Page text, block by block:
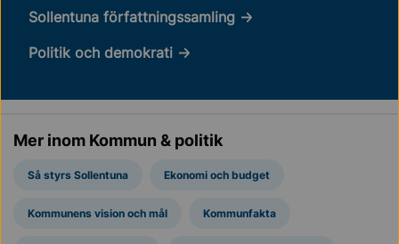
Sollentuna författningssamling
Politik och demokrati
Mer inom Kommun & politik
Så styrs Sollentuna Ekonomi och budget
Kommunens vision och mål Kommunfakta